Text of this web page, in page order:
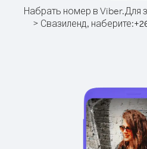
Набрать номер в Viber.Для
> Свазиленд, наберите:+